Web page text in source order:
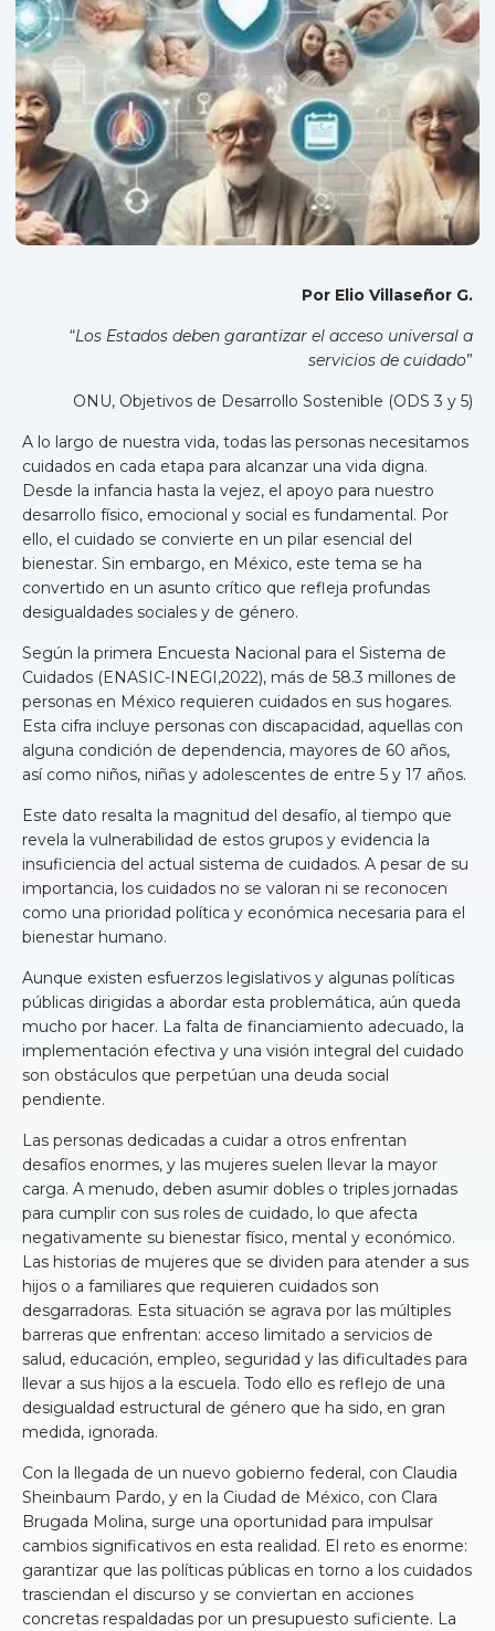
Por Elio Villaseñor G.
“Los Estados deben garantizar el acceso universal a
servicios de cuidado”
ONU, Objetivos de Desarrollo Sostenible (ODS 3 y 5)
A lo largo de nuestra vida, todas las personas necesitamos
cuidados en cada etapa para alcanzar una vida digna.
Desde la infancia hasta la vejez, el apoyo para nuestro
desarrollo físico, emocional y social es fundamental. Por
ello, el cuidado se convierte en un pilar esencial del
bienestar. Sin embargo, en México, este tema se ha
convertido en un asunto crítico que refleja profundas
desigualdades sociales y de género.
Según la primera Encuesta Nacional para el Sistema de
Cuidados (ENASIC-INEGI,2022), más de 58.3 millones de
personas en México requieren cuidados en sus hogares.
Esta cifra incluye personas con discapacidad, aquellas con
alguna condición de dependencia, mayores de 60 años,
así como niños, niñas y adolescentes de entre 5 y 17 años.
Este dato resalta la magnitud del desafío, al tiempo que
revela la vulnerabilidad de estos grupos y evidencia la
insuficiencia del actual sistema de cuidados. A pesar de su
importancia, los cuidados no se valoran ni se reconocen
como una prioridad política y económica necesaria para el
bienestar humano.
Aunque existen esfuerzos legislativos y algunas políticas
públicas dirigidas a abordar esta problemática, aún queda
mucho por hacer. La falta de financiamiento adecuado, la
implementación efectiva y una visión integral del cuidado
son obstáculos que perpetúan una deuda social
pendiente.
Las personas dedicadas a cuidar a otros enfrentan
desafíos enormes, y las mujeres suelen llevar la mayor
carga. A menudo, deben asumir dobles o triples jornadas
para cumplir con sus roles de cuidado, lo que afecta
negativamente su bienestar físico, mental y económico.
Las historias de mujeres que se dividen para atender a sus
hijos o a familiares que requieren cuidados son
desgarradoras. Esta situación se agrava por las múltiples
barreras que enfrentan: acceso limitado a servicios de
salud, educación, empleo, seguridad y las dificultades para
llevar a sus hijos a la escuela. Todo ello es reflejo de una
desigualdad estructural de género que ha sido, en gran
medida, ignorada.
Con la llegada de un nuevo gobierno federal, con Claudia
Sheinbaum Pardo, y en la Ciudad de México, con Clara
Brugada Molina, surge una oportunidad para impulsar
cambios significativos en esta realidad. El reto es enorme:
garantizar que las políticas públicas en torno a los cuidados
trasciendan el discurso y se conviertan en acciones
concretas respaldadas por un presupuesto suficiente. La